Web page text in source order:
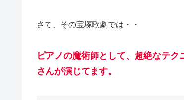
さて、その宝塚歌劇では・・
ピアノの魔術師として、超絶なテ
さんが演じてます。